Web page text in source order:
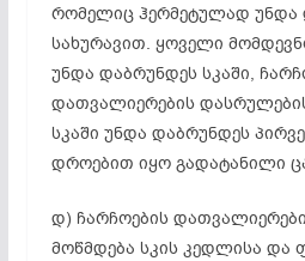
რომელიც ჰერმეტულად უნდა
სახურავით. ყოველი
უნდა დაბრუნდეს სკაში,
დათვალიერების
სკაში უნდა დაბრუნდეს
დროებით იყო გადატანილი
დ) ჩარჩოების
მოწმდება სკის კედლისა და